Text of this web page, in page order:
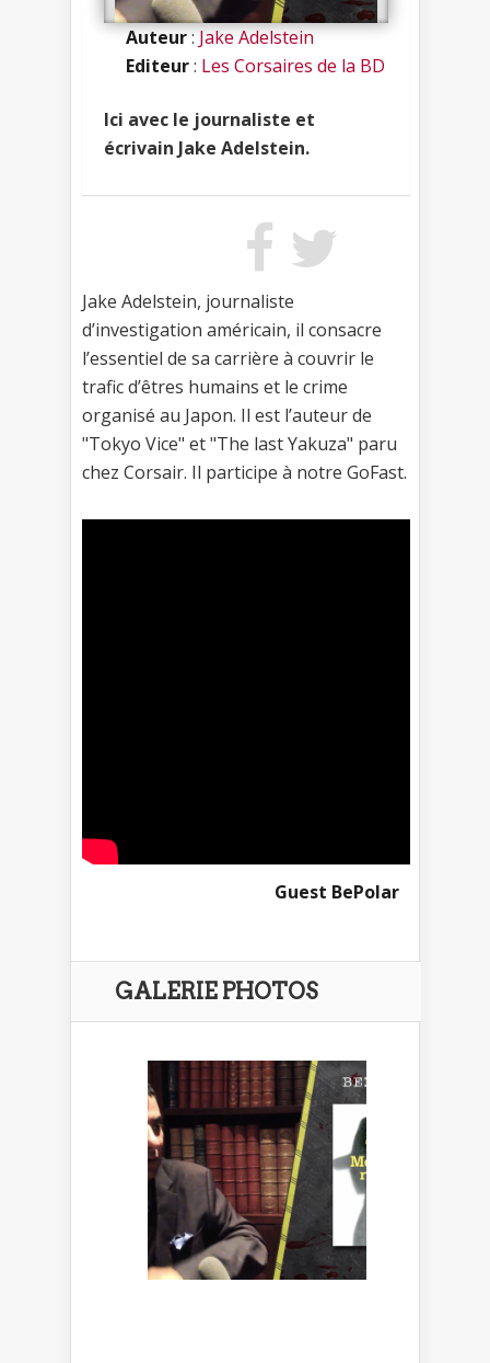
Auteur:Jake Adelstein
Editeur: Les Corsaires de la BD
Ici avec le journaliste et
écrivain Jake Adelstein.
Jake Adelstein, journaliste
d’investigation américain, il consacre
l’essentiel de sa carrière à couvrir le
trafic d’êtres humains et le crime
organisé au Japon. Il est l’auteur de
"Tokyo Vice" et "The last Yakuza" paru
chez Corsair. Il participe à notre GoFast.
Guest BePolar
GALERIE PHOTOS